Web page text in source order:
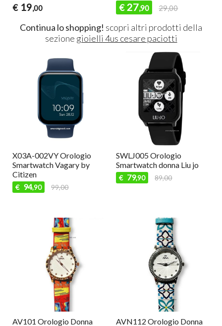
€ 19,00
€ 27,90 29,00
Continua lo shopping! scopri altri prodotti della
sezione gioielli 4us cesare paciotti
X03A-002VY Orologio
Smartwatch Vagary by
Citizen
€ 94,90 99,00
SWLJ005 Orologio
Smartwatch donna Liu jo
€ 79,90 89,00
AV101 Orologio Donna
AVN112 Orologio Donna